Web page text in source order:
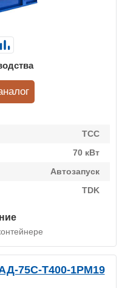
ТСС
70 кВт
Автозапуск
TDK
75С-Т400-1РМ19